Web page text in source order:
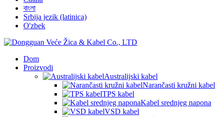
বাংলা
Srbija jezik (latinica)
O'zbek
Dom
Proizvodi
Australijski kabel
Narančasti kružni kabel
TPS kabel
Kabel srednjeg napona
VSD kabel